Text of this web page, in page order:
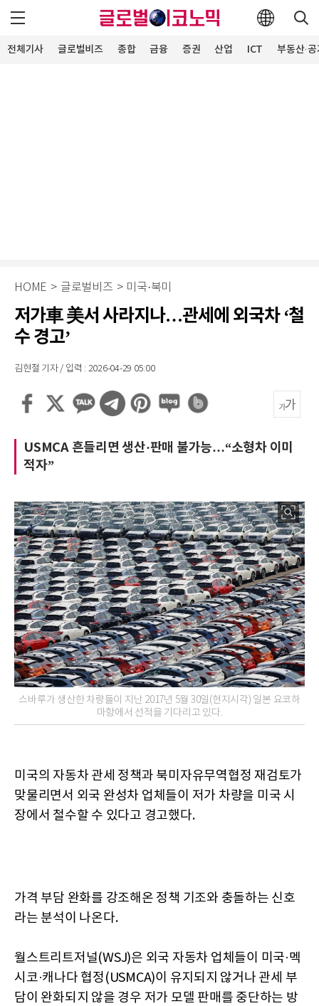
전체기사 글로벌비즈 종합 금융 증권 산업 ICT 부동산·
HOME > 글로벌비즈 > 미국·북미
저가車 美서 사라지나…관세에 외국차 ‘철
수 경고’
김현철 기자 / 입력 : 2026-04-29 05:00
USMCA 흔들리면 생산·판매 불가능…“소형차 이미
적자”
스바루가 생산한 차량들이 지난 2017년 5월 30일(현지시각) 일본 요코하
마항에서 선적을 기다리고 있다.
미국의 자동차 관세 정책과 북미자유무역협정 재검토가
맞물리면서 외국 완성차 업체들이 저가 차량을 미국 시
장에서 철수할 수 있다고 경고했다.
가격 부담 완화를 강조해온 정책 기조와 충돌하는 신호
라는 분석이 나온다.
월스트리트저널(WSJ)은 외국 자동차 업체들이 미국·멕
시코·캐나다 협정(USMCA)이 유지되지 않거나 관세 부
담이 완화되지 않을 경우 저가 모델 판매를 중단하는 방